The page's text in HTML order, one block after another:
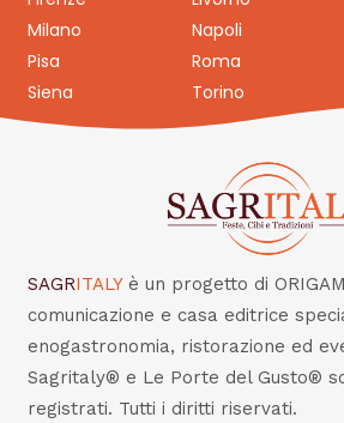
Milano
Napoli
Pisa
Roma
Siena
Torino
SAGRITALY è un progetto di
comunicazione e casa editrice
enogastronomia, ristorazione ed
Sagritaly® e Le Porte del Gusto®
registrati. Tutti i diritti riservati.